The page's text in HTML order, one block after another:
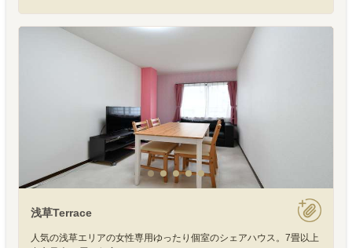
浅草Terrace
人気の浅草エリアの女性専用ゆったり個室のシェアハウス。7畳以上